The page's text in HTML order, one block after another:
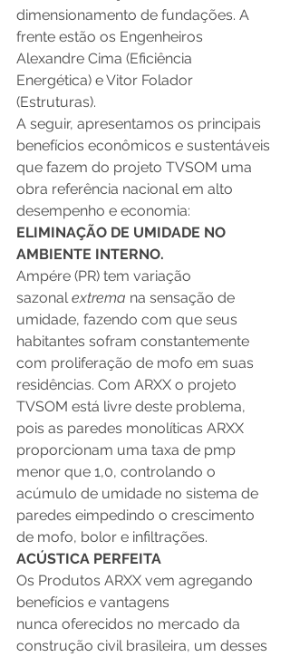
dimensionamento de fundações. A
frente estão os Engenheiros
Alexandre Cima (Eficiência
Energética) e Vitor Folador
(Estruturas).
A seguir, apresentamos os principais
benefícios econômicos e sustentáveis
que fazem do projeto TVSOM uma
obra referência nacional em alto
desempenho e economia:
ELIMINAÇÃO DE UMIDADE NO
AMBIENTE INTERNO.
Ampére (PR) tem variação
sazonal extrema na sensação de
umidade, fazendo com que seus
habitantes sofram constantemente
com proliferação de mofo em suas
residências. Com ARXX o projeto
TVSOM está livre deste problema,
pois as paredes monolíticas ARXX
proporcionam uma taxa de pmp
menor que 1,0, controlando o
acúmulo de umidade no sistema de
paredes eimpedindo o crescimento
de mofo, bolor e infiltrações.
ACÚSTICA PERFEITA
Os Produtos ARXX vem agregando
benefícios e vantagens
nunca oferecidos no mercado da
construção civil brasileira, um desses